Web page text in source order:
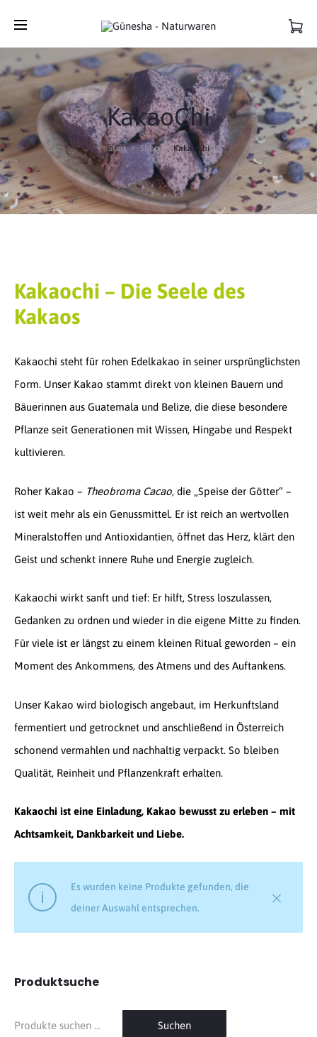
KakaoChi
Start Shop KakaoChi
Kakaochi – Die Seele des
Kakaos
Kakaochi steht für rohen Edelkakao in seiner ursprünglichsten
Form. Unser Kakao stammt direkt von kleinen Bauern und
Bäuerinnen aus Guatemala und Belize, die diese besondere
Pflanze seit Generationen mit Wissen, Hingabe und Respekt
kultivieren.
Roher Kakao – Theobroma Cacao, die „Speise der Götter“ –
ist weit mehr als ein Genussmittel. Er ist reich an wertvollen
Mineralstoffen und Antioxidantien, öffnet das Herz, klärt den
Geist und schenkt innere Ruhe und Energie zugleich.
Kakaochi wirkt sanft und tief: Er hilft, Stress loszulassen,
Gedanken zu ordnen und wieder in die eigene Mitte zu finden.
Für viele ist er längst zu einem kleinen Ritual geworden – ein
Moment des Ankommens, des Atmens und des Auftankens.
Unser Kakao wird biologisch angebaut, im Herkunftsland
fermentiert und getrocknet und anschließend in Österreich
schonend vermahlen und nachhaltig verpackt. So bleiben
Qualität, Reinheit und Pflanzenkraft erhalten.
Kakaochi ist eine Einladung, Kakao bewusst zu erleben – mit
Achtsamkeit, Dankbarkeit und Liebe.
Es wurden keine Produkte gefunden, die
deiner Auswahl entsprechen.
Produktsuche
Suche
Suchen